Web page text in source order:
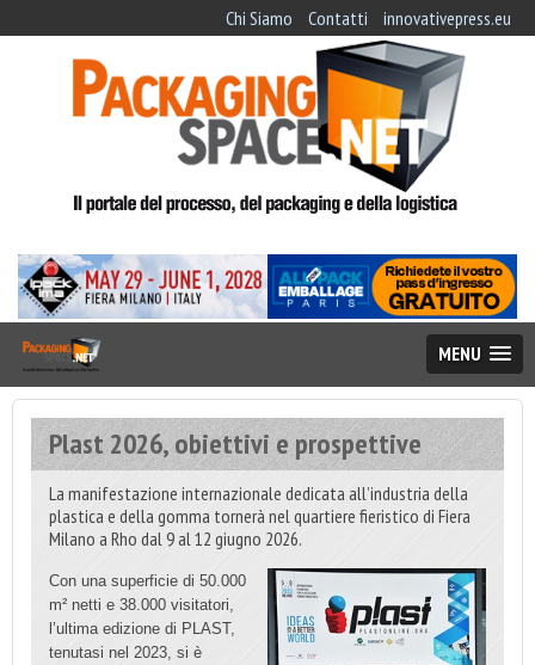
Chi Siamo Contatti innovativepress.eu
MENU
Plast 2026, obiettivi e prospettive
La manifestazione internazionale dedicata all’industria della
plastica e della gomma tornerà nel quartiere fieristico di Fiera
Milano a Rho dal 9 al 12 giugno 2026.
Con una superficie di 50.000
m² netti e 38.000 visitatori,
l’ultima edizione di PLAST,
tenutasi nel 2023, si è